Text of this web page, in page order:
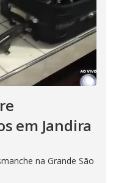
em Jandira
na Grande São